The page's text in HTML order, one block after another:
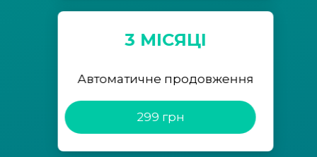
3 МІСЯЦІ
Автоматичне продовження
299 грн